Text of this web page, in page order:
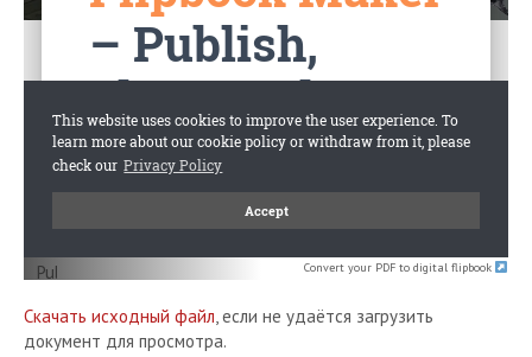
Convert your PDF to digital flipbook
Скачать исходный файл, если не удаётся загрузить
документ для просмотра.